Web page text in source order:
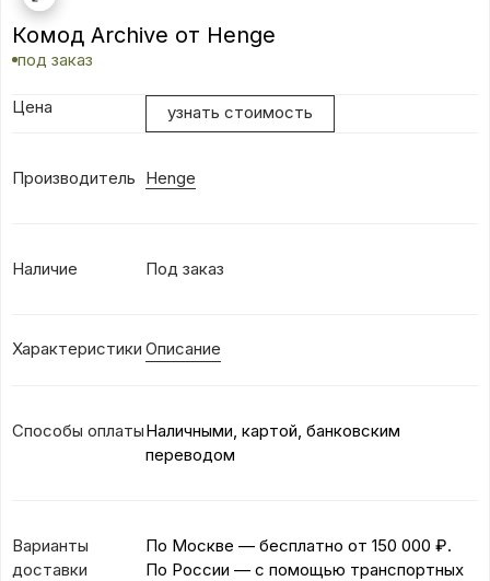
Комод Archive от Henge
под заказ
Цена узнать стоимость
Производитель Henge
Наличие Под заказ
Характеристики Описание
Способы оплатыНаличными, картой, банковским
переводом
Варианты
доставки
По Москве — бесплатно от 150 000 ₽.
По России — с помощью транспортных